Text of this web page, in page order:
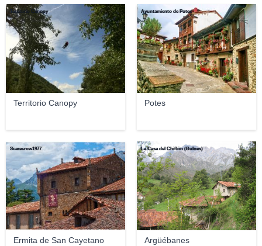
Territorio Canopy
Territorio Canopy
Potes
Ayuntamiento de Potes
Ermita de San Cayetano
Scarecrow1977
Argüébanes
La Casa del Chiflón (Bulnes)